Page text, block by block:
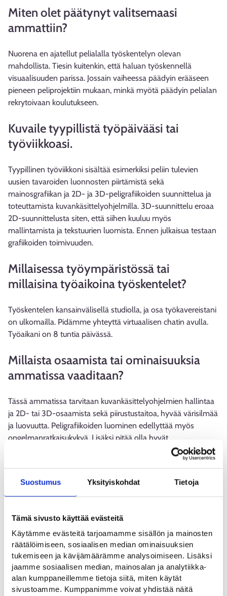
Suostumus Yksityiskohdat Tietoja
Tämä sivusto käyttää evästeitä
Käytämme evästeitä tarjoamamme sisällön ja mainosten
räätälöimiseen, sosiaalisen median ominaisuuksien
tukemiseen ja kävijämäärämme analysoimiseen. Lisäksi
jaamme sosiaalisen median, mainosalan ja analytiikka-
alan kumppaneillemme tietoja siitä, miten käytät
sivustoamme. Kumppanimme voivat yhdistää näitä
Miten olet päätynyt valitsemaasi
ammattiin?
Nuorena en ajatellut pelialalla työskentelyn olevan
mahdollista. Tiesin kuitenkin, että haluan työskennellä
visuaalisuuden parissa. Jossain vaiheessa päädyin erääseen
pieneen peliprojektiin mukaan, minkä myötä päädyin pelialan
rekrytoivaan koulutukseen.
Kuvaile tyypillistä työpäivääsi tai
työviikkoasi.
Tyypillinen työviikkoni sisältää esimerkiksi peliin tulevien
uusien tavaroiden luonnosten piirtämistä sekä
mainosgrafiikan ja 2D- ja 3D-peligrafiikoiden suunnittelua ja
toteuttamista kuvankäsittelyohjelmilla. 3D-suunnittelu eroaa
2D-suunnittelusta siten, että siihen kuuluu myös
mallintamista ja tekstuurien luomista. Ennen julkaisua testaan
grafiikoiden toimivuuden.
Millaisessa työympäristössä tai
millaisina työaikoina työskentelet?
Työskentelen kansainvälisellä studiolla, ja osa työkavereistani
on ulkomailla. Pidämme yhteyttä virtuaalisen chatin avulla.
Työaikani on 8 tuntia päivässä.
Millaista osaamista tai ominaisuuksia
ammatissa vaaditaan?
Tässä ammatissa tarvitaan kuvankäsittelyohjelmien hallintaa
ja 2D- tai 3D-osaamista sekä piirustustaitoa, hyvää värisilmää
ja luovuutta. Peligrafiikoiden luominen edellyttää myös
ongelmanratkaisukykyä. Lisäksi pitää olla hyvät
vuorovaikutustaidot, sillä työtä tehdään yhdessä
työkavereiden kanssa ja peligraafikon täytyy osata kuvailla
seuraavaksi.
Mikä on parasta ammatissasi?
Parasta tässä työssä on se, että saan hyödyntää luovuuttani
ja visuaalisia taitojani monipuolisesti.
Mitkä ovat ammatin varjopuolia tai mikä
tuntuu haastavalta?